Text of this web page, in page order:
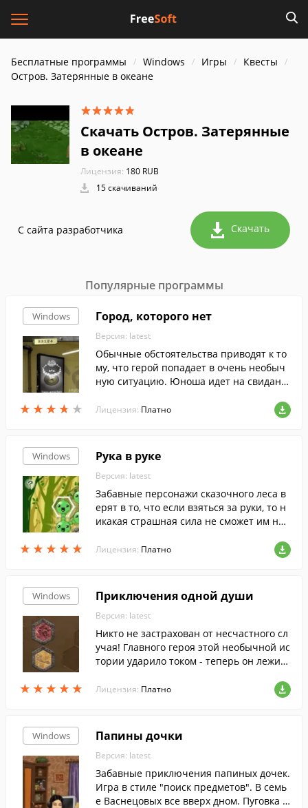
Бесплатные программы Windows Игры
Квесты
Остров. Затерянные в океане
Скачать Остров. Затерянные
в океане
Лицензия: 180 RUB
15 скачиваний
С сайта разработчика Скачать
Популярные программы
Windows
★ ★ ★ ★ ★
★ ★ ★ ★ ★
Город, которого нет
Версия: latest
Обычные обстоятельства приводят к то
му, что герой попадает в очень необыч
ную ситуацию. Юноша идет на свидани
е оказывается... в подвале старого дома.
Лицензия: Платно
Windows
★ ★ ★ ★ ★
★ ★ ★ ★ ★
Рука в руке
Версия: latest
Забавные персонажи сказочного леса в
ерят в то, что если взяться за руки, то н
икакая страшная сила не сможет им нав
Лицензия: Платно
Windows
★ ★ ★ ★ ★
★ ★ ★ ★ ★
Приключения одной души
Версия: latest
Никто не застрахован от несчастного сл
учая! Главного героя этой необычной ис
тории ударило током - теперь он лежит
из одного тела в другое.
Лицензия: Платно
Windows Папины дочки
Версия: latest
Забавные приключения папиных дочек.
Игра в стиле "поиск предметов". В семь
е Васнецовых все вверх дном. Пуговка о